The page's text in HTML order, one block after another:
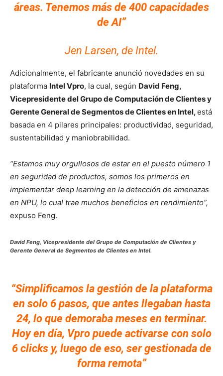
áreas. Tenemos más de 400 capacidades
de AI”
Jen Larsen, de Intel.
Adicionalmente, el fabricante anunció novedades en su
plataforma Intel Vpro, la cual, según David Feng,
Vicepresidente del Grupo de Computación de Clientes y
Gerente General de Segmentos de Clientes en Intel,está
basada en 4 pilares principales: productividad, seguridad,
sustentabilidad y maniobrabilidad.
“Estamos muy orgullosos de estar en el puesto número 1
en seguridad de productos, somos los primeros en
implementar deep learning en la detección de amenazas
en NPU, lo cual trae muchos beneficios en rendimiento”,
expuso Feng.
David Feng, Vicepresidente del Grupo de Computación de Clientes y
Gerente General de Segmentos de Clientes en Intel.
“Simplificamos la gestión de la plataforma
en solo 6 pasos, que antes llegaban hasta
24, lo que demoraba meses en terminar.
Hoy en día, Vpro puede activarse con solo
6 clicks y, luego de eso, ser gestionada de
forma remota”